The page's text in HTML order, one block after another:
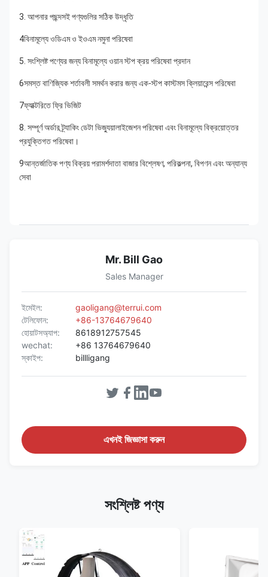
3. আপনার পছন্দসই পণ্যগুলির সঠিক উদ্ধৃতি
4বিনামূল্যে ওডিএম ও ইওএম নমুনা পরিষেবা
5. সংশ্লিষ্ট পণ্যের জন্য বিনামূল্যে ওয়ান স্টপ ক্রয় পরিষেবা প্রদান
6সমস্ত বাণিজ্যিক শর্তাবলী সমর্থন করার জন্য এক-স্টপ কাস্টমস ক্লিয়ারেন্স পরিষেবা
7ফ্যাক্টরিতে ফ্রি ভিজিট
8. সম্পূর্ণ অর্ডার ট্র্যাকিং ডেটা ভিজ্যুয়ালাইজেশন পরিষেবা এবং বিনামূল্যে বিক্রয়োত্তর
প্রযুক্তিগত পরিষেবা।
9আন্তর্জাতিক পণ্য বিক্রয় পরামর্শদাতা বাজার বিশ্লেষণ, পরিকল্পনা, বিপণন এবং অন্যান্য
সেবা
Mr. Bill Gao
Sales Manager
ইমেইল:
gaoligang@terrui.com
টেলিফোন:
+86-13764679640
হোয়াটসঅ্যাপ:
8618912757545
wechat:
+86 13764679640
স্কাইপ:
billligang
এখনই জিজ্ঞাসা করুন
সংশ্লিষ্ট পণ্য